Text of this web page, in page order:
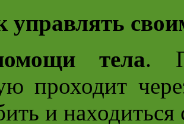
управлять
тела.
проходит
и